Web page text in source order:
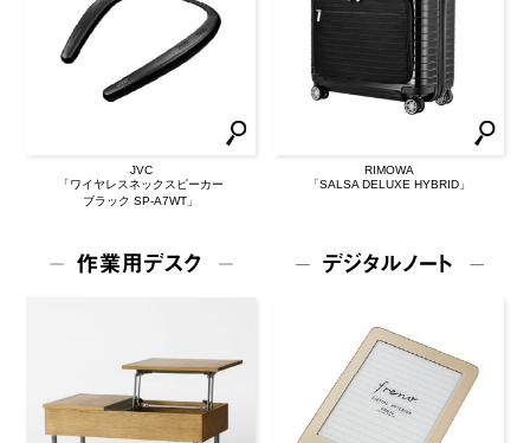
JVC
「ワイヤレスネックスピーカー
ブラック SP-A7WT」
RIMOWA
「SALSA DELUXE HYBRID」